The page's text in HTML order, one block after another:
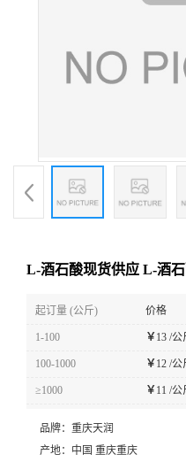
L-酒石酸现货供应 L-酒
起订量 (公斤) 价格
1-100 ￥13 /公
100-1000 ￥12 /公
≥1000 ￥11 /公
品牌： 重庆天润
产地： 中国 重庆重庆